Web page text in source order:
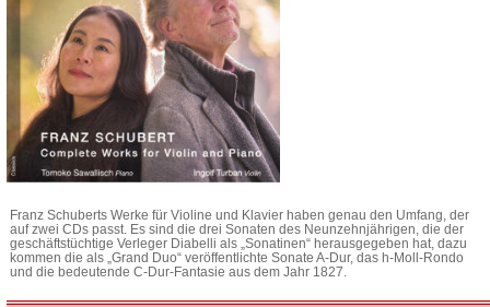
Franz Schuberts Werke für Violine und Klavier haben genau den Umfang, der
auf zwei CDs passt. Es sind die drei Sonaten des Neunzehnjährigen, die der
geschäftstüchtige Verleger Diabelli als „Sonatinen“ herausgegeben hat, dazu
kommen die als „Grand Duo“ veröffentlichte Sonate A-Dur, das h-Moll-Rondo
und die bedeutende C-Dur-Fantasie aus dem Jahr 1827.